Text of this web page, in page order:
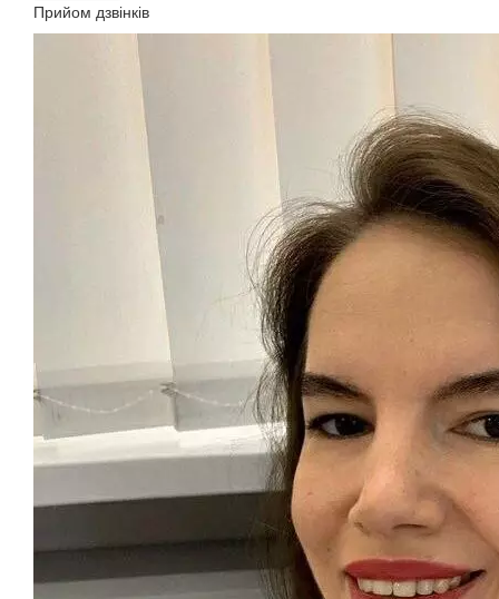
Прийом дзвінків